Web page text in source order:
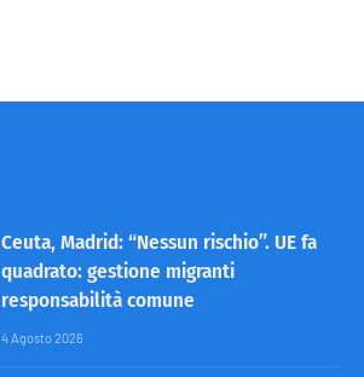
Ceuta, Madrid: “Nessun rischio”. UE fa
quadrato: gestione migranti
responsabilità comune
4 Agosto 2026